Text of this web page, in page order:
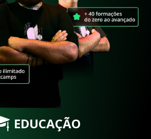
EDUCAÇÃO